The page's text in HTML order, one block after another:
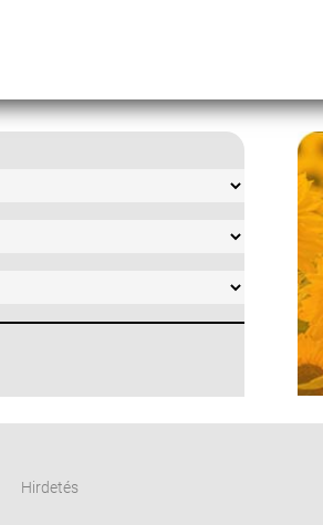
Hirdetés